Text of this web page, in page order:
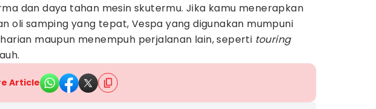
dan daya tahan mesin skutermu. Jika kamu menerapkan
oli samping yang tepat, Vespa yang digunakan mumpuni
maupun menempuh perjalanan lain, seperti touring
Article